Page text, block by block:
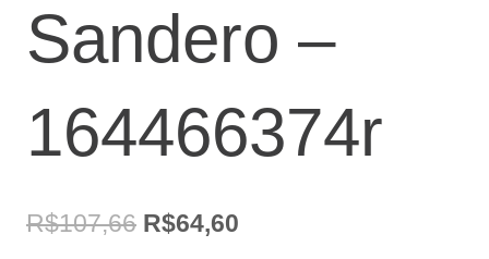
Sandero –
164466374r
R$107,66 O
R$64,60